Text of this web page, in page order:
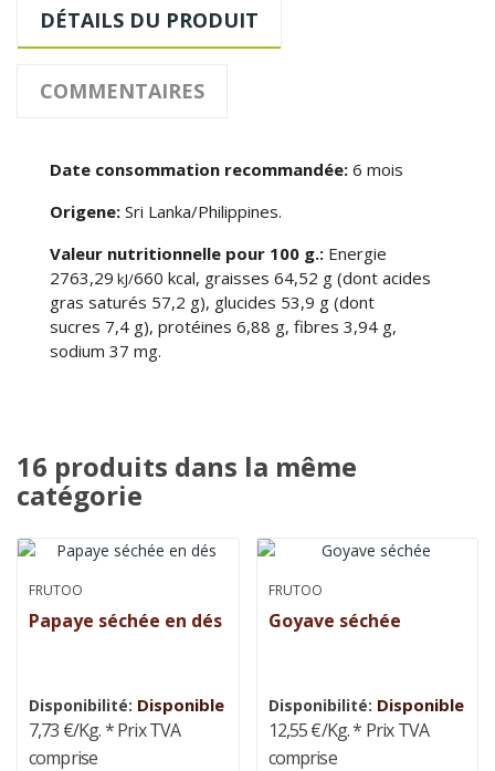
DÉTAILS DU PRODUIT
COMMENTAIRES
Date consommation recommandée: 6 mois
Origene: Sri Lanka/Philippines.
Valeur nutritionnelle pour 100 g.: Energie
2763,29 kJ/660 kcal, graisses 64,52 g (dont acides
gras saturés 57,2 g), glucides 53,9 g (dont
sucres 7,4 g), protéines 6,88 g, fibres 3,94 g,
sodium 37 mg.
16 produits dans la même
catégorie
FRUTOO
Papaye séchée en dés
Disponibilité: Disponible
7,73 €/Kg.* Prix TVA
comprise
FRUTOO
Goyave séchée
Disponibilité: Disponible
12,55 €/Kg.* Prix TVA
comprise